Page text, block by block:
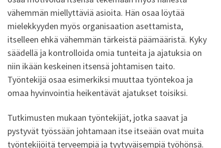
vähemmän miellyttäviä asioita. Hän osaa löytää
mielekkyyden myös organisaation asettamista,
itselleen ehkä vähemmän tärkeistä päämääristä. Kyky
säädellä ja kontrolloida omia tunteita ja ajatuksia on
niin ikään keskeinen itsensä johtamisen taito.
Työntekijä osaa esimerkiksi muuttaa työntekoa ja
omaa hyvinvointia heikentävät ajatukset toisiksi.
Tutkimusten mukaan työntekijät, jotka saavat ja
pystyvät työssään johtamaan itse itseään ovat muita
työntekijöitä terveempiä ja tyytyväisempiä työhönsä.